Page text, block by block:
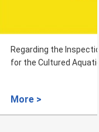
Requirements
Brunei